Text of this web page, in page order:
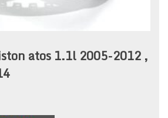
atos 1.1l 2005-2012 ,